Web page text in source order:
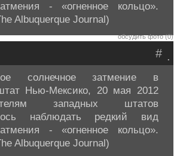
- «огненное кольцо».
Albuquerque Journal)
обсудить фото (0)
.
#
солнечное затмение в
Нью-Мексико, 20 мая 2012
западных штатов
наблюдать редкий вид
- «огненное кольцо».
Albuquerque Journal)